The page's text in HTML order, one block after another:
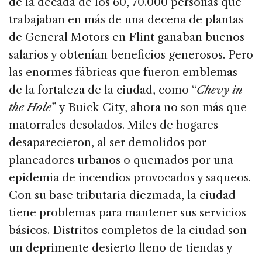
trabajaban en más de una decena de plantas
de General Motors en Flint ganaban buenos
salarios y obtenían beneficios generosos. Pero
las enormes fábricas que fueron emblemas
de la fortaleza de la ciudad, como “Chevy in
the Hole” y Buick City, ahora no son más que
matorrales desolados. Miles de hogares
desaparecieron, al ser demolidos por
planeadores urbanos o quemados por una
epidemia de incendios provocados y saqueos.
Con su base tributaria diezmada, la ciudad
tiene problemas para mantener sus servicios
básicos. Distritos completos de la ciudad son
un deprimente desierto lleno de tiendas y